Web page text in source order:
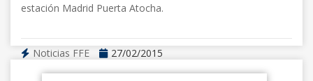
estación Madrid Puerta Atocha.
Noticias FFE 27/02/2015